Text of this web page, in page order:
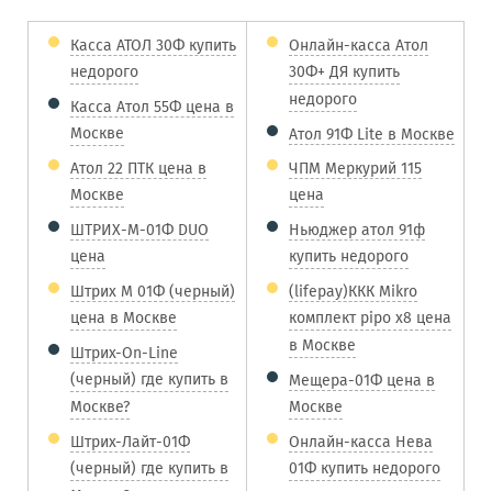
Касса АТОЛ 30Ф купить
недорого
Касса Атол 55Ф цена в
Москве
Атол 22 ПТК цена в
Москве
ШТРИХ-М-01Ф DUO
цена
Штрих М 01Ф (черный)
цена в Москве
Штрих-On-Line
(черный) где купить в
Москве?
Штрих-Лайт-01Ф
(черный) где купить в
Онлайн-касса Атол
30Ф+ ДЯ купить
недорого
Атол 91Ф Lite в Москве
ЧПМ Меркурий 115
цена
Ньюджер атол 91ф
купить недорого
(lifepay)ККК Mikro
комплект pipo x8 цена
в Москве
Мещера-01Ф цена в
Москве
Онлайн-касса Нева
01Ф купить недорого